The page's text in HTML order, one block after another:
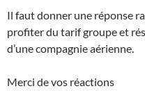
Il faut donner une réponse
profiter du tarif groupe et
d’une compagnie aérienne.
Merci de vos réactions